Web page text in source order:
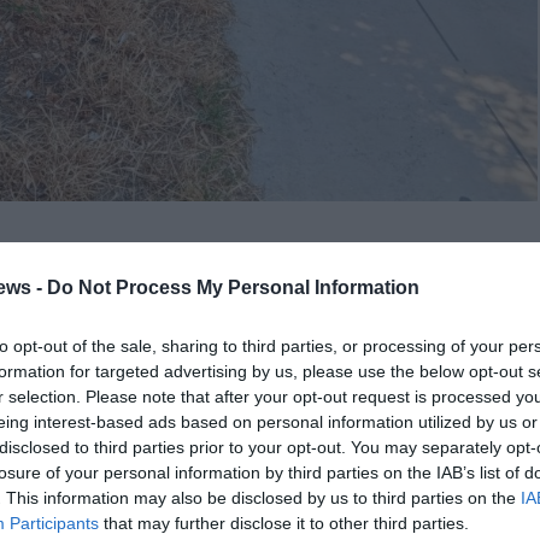
- Do Not Process My Personal Information
opt-out of the sale, sharing to third parties, or processing of your
for targeted advertising by us, please use the below opt-out
selection. Please note that after your opt-out request is processed
interest-based ads based on personal information utilized by us
to third parties prior to your opt-out. You may separately
of your personal information by third parties on the IAB’s list of
This information may also be disclosed by us to third parties on the
Participants that may further disclose it to other third parties.
μεταξύ της Αριστομένους και της πρώην
σε αυτόν αντί στο πεζοδρόμιο.
τακτικά περιποίηση, το ίδιο και η καθαριότητα, γιατί
το πόσοι πολλοί πετούν τα σκουπιδάκια τους όπου βρουν